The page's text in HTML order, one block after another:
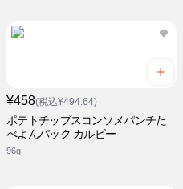
¥458(税込¥494.64)
ポテトチップスコンソメパンチた
べよんパック カルビー
96g